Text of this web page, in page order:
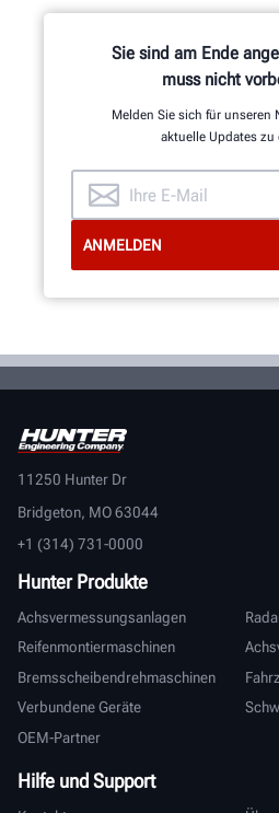
SUPPORT
Sie sind am Ende
muss nicht
Melden Sie sich für unseren
aktuelle Updates zu
11250 Hunter Dr
Bridgeton, MO 63044
+1 (314) 731-0000
Hunter Produkte
Achsvermessungsanlagen
Reifenmontiermaschinen
Bremsscheibendrehmaschinen
Verbundene Geräte
OEM-Partner
Hilfe und Support